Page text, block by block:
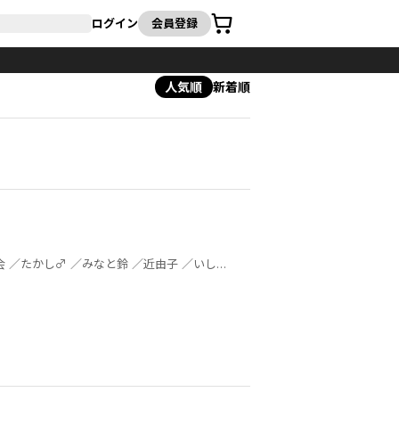
ログイン 会員登録
カート
人気順 新着順